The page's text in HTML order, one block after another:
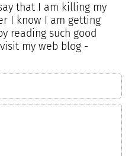
that I am killing my
I know I am getting
reading such good
my web blog -